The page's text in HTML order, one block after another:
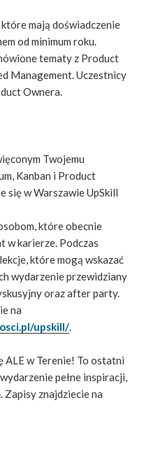
mają doświadczenie
od minimum roku.
tematy z Product
Management. Uczestnicy
Ownera.
Twojemu
Kanban i Product
się w Warszawie UpSkill
które obecnie
w karierze. Podczas
które mogą wskazać
wydarzenie przewidziany
oraz after party.
na
upskill/
ALE w Terenie! To ostatni
pełne inspiracji,
Zapisy znajdziecie na